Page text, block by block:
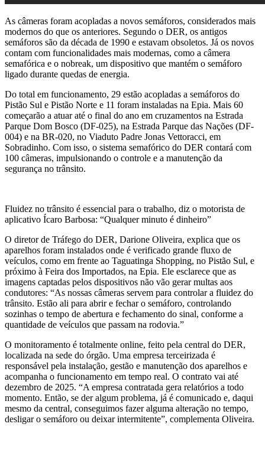
As câmeras foram acopladas a novos semáforos, considerados mais
modernos do que os anteriores. Segundo o DER, os antigos
semáforos são da década de 1990 e estavam obsoletos. Já os novos
contam com funcionalidades mais modernas, como a câmera
semafórica e o nobreak, um dispositivo que mantém o semáforo
ligado durante quedas de energia.
Do total em funcionamento, 29 estão acopladas a semáforos do
Pistão Sul e Pistão Norte e 11 foram instaladas na Epia. Mais 60
começarão a atuar até o final do ano em cruzamentos na Estrada
Parque Dom Bosco (DF-025), na Estrada Parque das Nações (DF-
004) e na BR-020, no Viaduto Padre Jonas Vettoracci, em
Sobradinho. Com isso, o sistema semafórico do DER contará com
100 câmeras, impulsionando o controle e a manutenção da
segurança no trânsito.
Fluidez no trânsito é essencial para o trabalho, diz o motorista de
aplicativo Ícaro Barbosa: “Qualquer minuto é dinheiro”
O diretor de Tráfego do DER, Darione Oliveira, explica que os
aparelhos foram instalados onde é verificado grande fluxo de
veículos, como em frente ao Taguatinga Shopping, no Pistão Sul, e
próximo à Feira dos Importados, na Epia. Ele esclarece que as
imagens captadas pelos dispositivos não vão gerar multas aos
condutores: “As nossas câmeras servem para controlar a fluidez do
trânsito. Estão ali para abrir e fechar o semáforo, controlando
sozinhas o tempo de abertura e fechamento do sinal, conforme a
quantidade de veículos que passam na rodovia.”
O monitoramento é totalmente online, feito pela central do DER,
localizada na sede do órgão. Uma empresa terceirizada é
responsável pela instalação, gestão e manutenção dos aparelhos e
acompanha o funcionamento em tempo real. O contrato vai até
dezembro de 2025. “A empresa contratada gera relatórios a todo
momento. Então, se der algum problema, já é comunicado e, daqui
mesmo da central, conseguimos fazer alguma alteração no tempo,
desligar o semáforo ou deixar intermitente”, complementa Oliveira.